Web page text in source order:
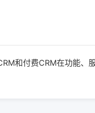
和付费CRM在功能、